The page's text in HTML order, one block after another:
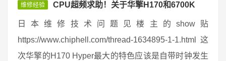
维修经验 CPU超频求助！关于华擎H170和6700K
日本维修技术问题见楼主的show贴
https://www.chiphell.com/thread-1634895-1-1.html 这
次华擎的H170 Hyper最大的特色应该是自带时钟发生